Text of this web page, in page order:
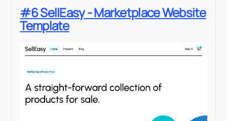
#6 SellEasy - Marketplace Website
Template